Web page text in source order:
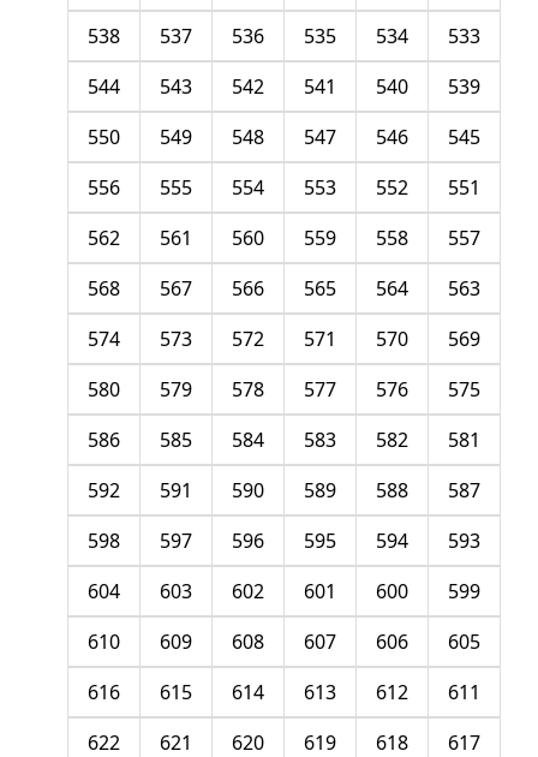
533
534
535
536
537
538
539
540
541
542
543
544
545
546
547
548
549
550
551
552
553
554
555
556
557
558
559
560
561
562
563
564
565
566
567
568
569
570
571
572
573
574
575
576
577
578
579
580
581
582
583
584
585
586
587
588
589
590
591
592
593
594
595
596
597
598
599
600
601
602
603
604
605
606
607
608
609
610
611
612
613
614
615
616
617
618
619
620
621
622